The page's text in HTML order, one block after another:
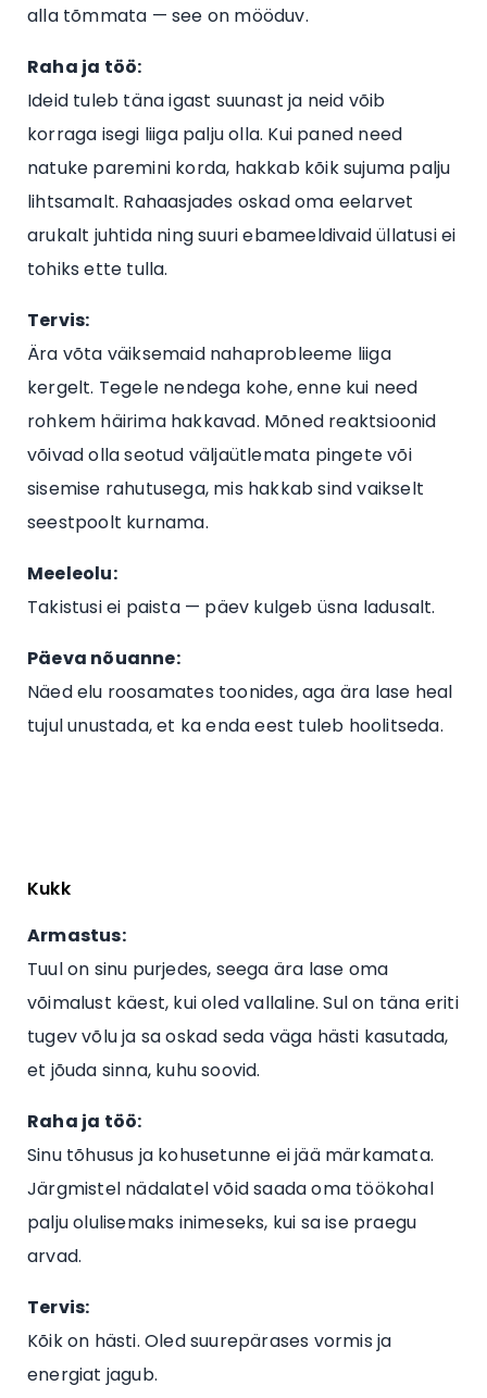
alla tõmmata — see on mööduv.
Raha ja töö:
Ideid tuleb täna igast suunast ja neid võib
korraga isegi liiga palju olla. Kui paned need
natuke paremini korda, hakkab kõik sujuma palju
lihtsamalt. Rahaasjades oskad oma eelarvet
arukalt juhtida ning suuri ebameeldivaid üllatusi ei
tohiks ette tulla.
Tervis:
Ära võta väiksemaid nahaprobleeme liiga
kergelt. Tegele nendega kohe, enne kui need
rohkem häirima hakkavad. Mõned reaktsioonid
võivad olla seotud väljaütlemata pingete või
sisemise rahutusega, mis hakkab sind vaikselt
seestpoolt kurnama.
Meeleolu:
Takistusi ei paista — päev kulgeb üsna ladusalt.
Päeva nõuanne:
Näed elu roosamates toonides, aga ära lase heal
tujul unustada, et ka enda eest tuleb hoolitseda.
Kukk
Armastus:
Tuul on sinu purjedes, seega ära lase oma
võimalust käest, kui oled vallaline. Sul on täna eriti
tugev võlu ja sa oskad seda väga hästi kasutada,
et jõuda sinna, kuhu soovid.
Raha ja töö:
Sinu tõhusus ja kohusetunne ei jää märkamata.
Järgmistel nädalatel võid saada oma töökohal
palju olulisemaks inimeseks, kui sa ise praegu
arvad.
Tervis:
Kõik on hästi. Oled suurepärases vormis ja
energiat jagub.